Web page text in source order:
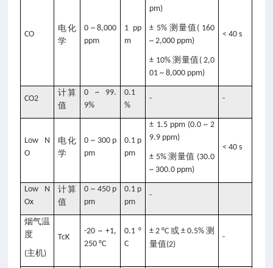
CO
电化
学
0 ~ 8,000
ppm
1 pp
m
pm)
± 5% 测量值 ( 160
~ 2,000 ppm)
± 10%测量值 ( 2,0
01 ~ 8,000 ppm)
< 40 s
CO2
计算
值
0 ~ 99.
9%
0.1
%
- -
Low N
O
电化
学
0 ~ 300 p
pm
0.1 p
pm
± 1.5 ppm (0.0 ~ 2
9.9 ppm)
± 5%测量值 (30.0
~ 300.0 ppm)
< 40 s
Low N
Ox
计算
值
0 ~ 450 p
pm
0.1 p
pm
-
烟气温
度
(主机)
TcK
-20 ~ +1,
250 °C
0.1 °
C
± 2 °C或 ± 0.5%测
量值(2)
-